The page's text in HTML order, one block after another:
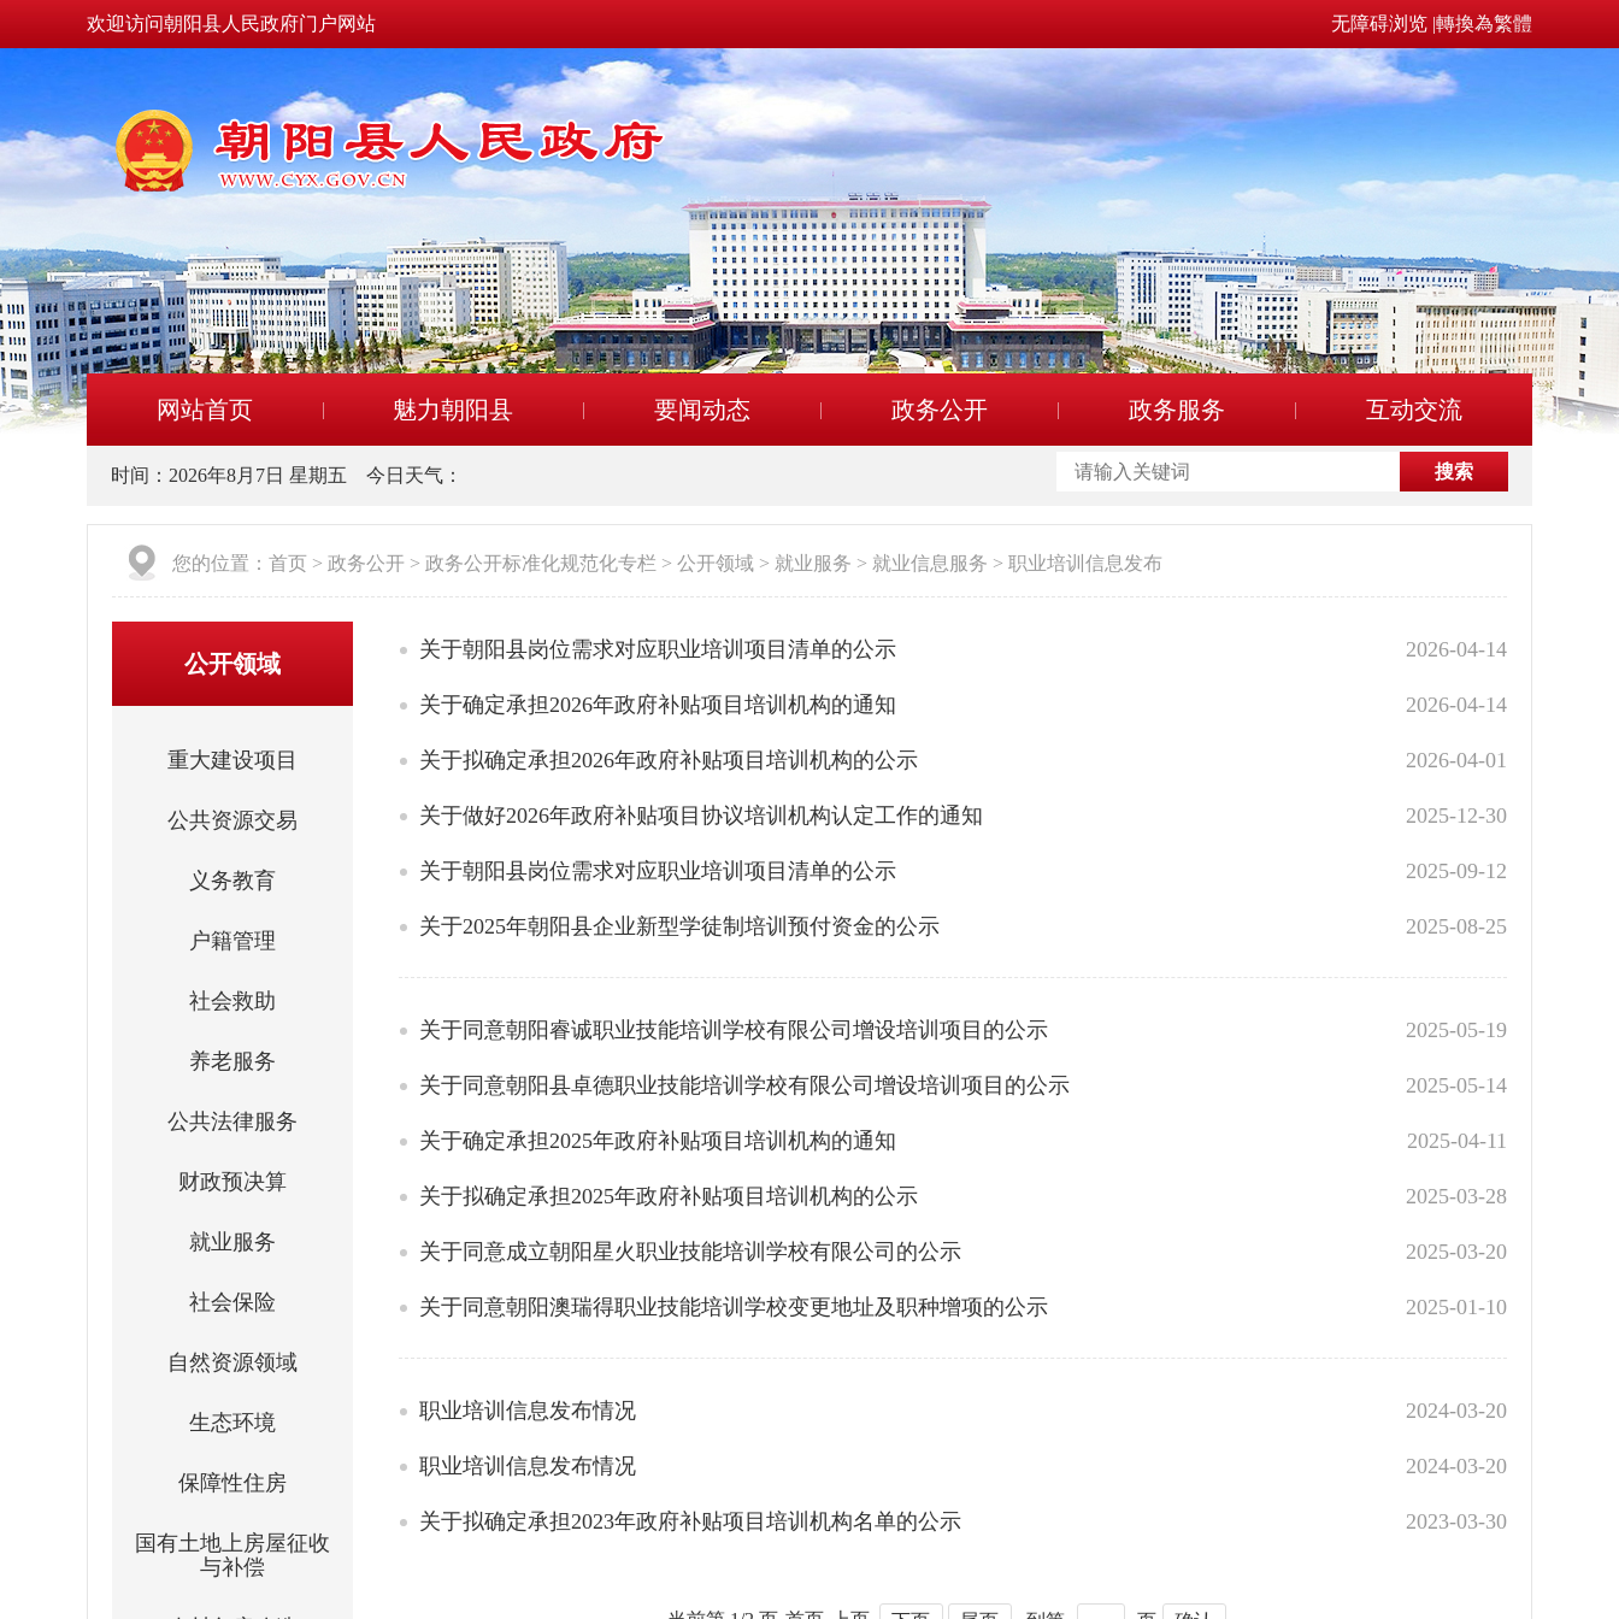
欢迎访问朝阳县人民政府门户网站 无障碍浏览 |轉換為繁體
网站首页 魅力朝阳县 要闻动态 政务公开 政务服务 互动交流
时间： 2026年8月7日 星期五 今日天气：
您的位置： 首页 > 政务公开 > 政务公开标准化规范化专栏 > 公开领域 > 就业服务 > 就业信息服务 > 职业培训信息发布
公开领域
重大建设项目
公共资源交易
义务教育
户籍管理
社会救助
养老服务
公共法律服务
财政预决算
就业服务
社会保险
自然资源领域
生态环境
保障性住房
国有土地上房屋征收
与补偿
关于朝阳县岗位需求对应职业培训项目清单的公示 2026-04-14
关于确定承担2026年政府补贴项目培训机构的通知 2026-04-14
关于拟确定承担2026年政府补贴项目培训机构的公示 2026-04-01
关于做好2026年政府补贴项目协议培训机构认定工作的通知 2025-12-30
关于朝阳县岗位需求对应职业培训项目清单的公示 2025-09-12
关于2025年朝阳县企业新型学徒制培训预付资金的公示 2025-08-25
关于同意朝阳睿诚职业技能培训学校有限公司增设培训项目的公示 2025-05-19
关于同意朝阳县卓德职业技能培训学校有限公司增设培训项目的公示 2025-05-14
关于确定承担2025年政府补贴项目培训机构的通知 2025-04-11
关于拟确定承担2025年政府补贴项目培训机构的公示 2025-03-28
关于同意成立朝阳星火职业技能培训学校有限公司的公示 2025-03-20
关于同意朝阳澳瑞得职业技能培训学校变更地址及职种增项的公示 2025-01-10
职业培训信息发布情况 2024-03-20
职业培训信息发布情况 2024-03-20
关于拟确定承担2023年政府补贴项目培训机构名单的公示 2023-03-30